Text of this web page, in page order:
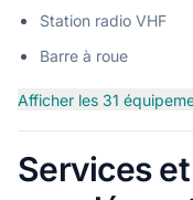
Station radio VHF
Barre à roue
Afficher les 31
Services